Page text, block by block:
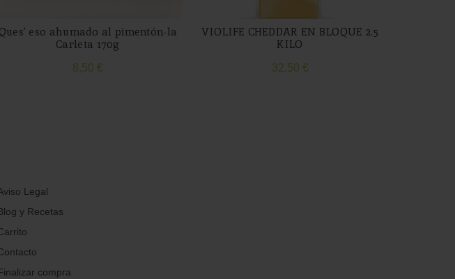
Ques’ eso ahumado al pimentón-la
Carleta 170g
8,50 €
VIOLIFE CHEDDAR EN BLOQUE 2.5
KILO
32,50 €
Legal
y Recetas
compra